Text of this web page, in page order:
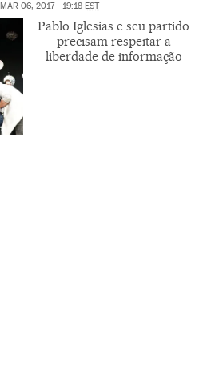
MAR 06, 2017 - 19:18 EST
Pablo Iglesias e seu partido
precisam respeitar a
liberdade de informação